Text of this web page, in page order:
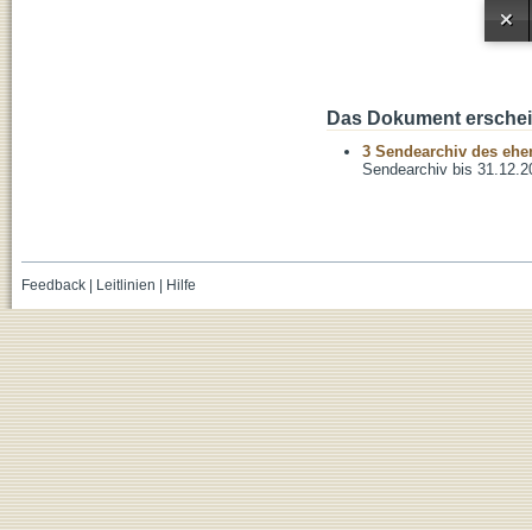
Das Dokument
3 Sendearchiv des
Sendearchiv bis
Feedback| Leitlinien Hilfe